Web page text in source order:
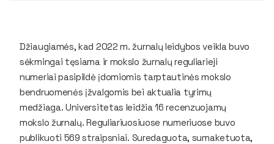
Džiaugiamės, kad 2022 m. žurnalų leidybos veikla buvo
sėkmingai tęsiama ir mokslo žurnalų reguliarieji
numeriai pasipildė įdomiomis tarptautinės mokslo
bendruomenės įžvalgomis bei aktualia tyrimų
medžiaga. Universitetas leidžia 16 recenzuojamų
mokslo žurnalų. Reguliariuosiuose numeriuose buvo
publikuoti 569 straipsniai. Suredaguota, sumaketuota,